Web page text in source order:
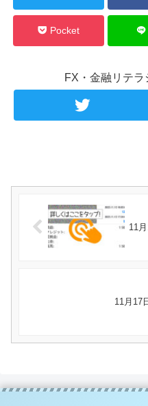
Pocket
FX・金融リテ
11
11月17